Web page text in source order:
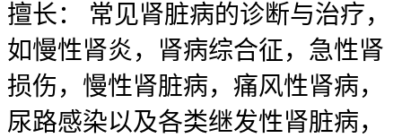
擅长：
常见肾脏病的诊断与治疗，
如慢性肾炎，肾病综合征，急性肾
损伤，慢性肾脏病，痛风性肾病，
尿路感染以及各类继发性肾脏病，